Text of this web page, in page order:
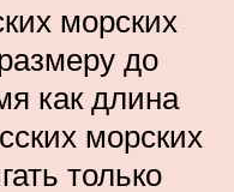
морских
до
как длина
морских
только